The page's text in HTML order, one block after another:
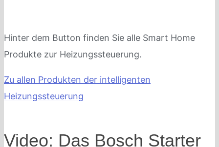
Hinter dem Button finden Sie alle Smart Home
Produkte zur Heizungssteuerung.
Zu allen Produkten der intelligenten
Heizungssteuerung
Video: Das Bosch Starter